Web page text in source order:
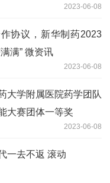
2023-06-08
协议，新华制药2023
满” 微资讯
2023-06-08
大学附属医院药学团队
大赛团体一等奖
2023-06-08
一去不返 滚动